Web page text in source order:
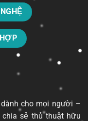
cho mọi người –
sẻ thủ thuật hữu